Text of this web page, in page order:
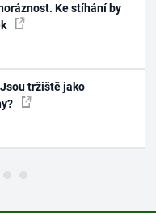
Ke stíhání by
tržiště jako